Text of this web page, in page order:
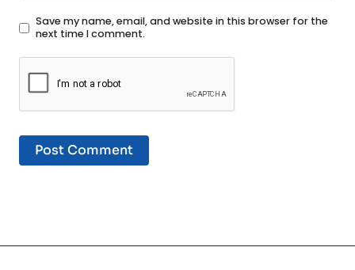
Save my name, email, and website in this browser for the
next time I comment.